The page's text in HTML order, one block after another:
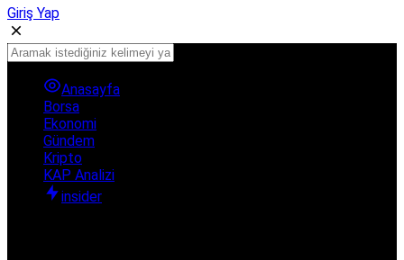
Giriş Yap
Anasayfa
Borsa
Ekonomi
Gündem
Kripto
KAP Analizi
insider